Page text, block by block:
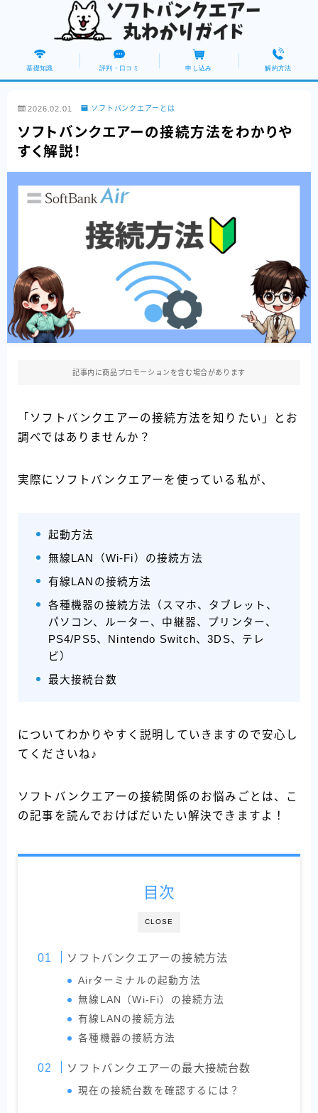
基礎知識 評判・口コミ 申し込み 解約方法
2026.02.01 ソフトバンクエアーとは
ソフトバンクエアーの接続方法をわかりや
すく解説！
記事内に商品プロモーションを含む場合があります
「ソフトバンクエアーの接続方法を知りたい」とお
調べではありませんか？
実際にソフトバンクエアーを使っている私が、
起動方法
無線LAN（Wi-Fi）の接続方法
有線LANの接続方法
各種機器の接続方法（スマホ、タブレット、
パソコン、ルーター、中継器、プリンター、
PS4/PS5、Nintendo Switch、3DS、テレ
ビ）
最大接続台数
についてわかりやすく説明していきますので安心し
てくださいね♪
ソフトバンクエアーの接続関係のお悩みごとは、こ
の記事を読んでおけばだいたい解決できますよ！
CLOSE
目次
ソフトバンクエアーの接続方法
Airターミナルの起動方法
無線LAN（Wi-Fi）の接続方法
有線LANの接続方法
各種機器の接続方法
ソフトバンクエアーの最大接続台数
現在の接続台数を確認するには？